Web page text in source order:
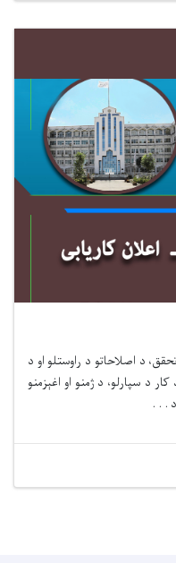
د اصلاحاتو د راوستلو او د
د سپارلو، د ژمنو او اغېزمنو
. . .